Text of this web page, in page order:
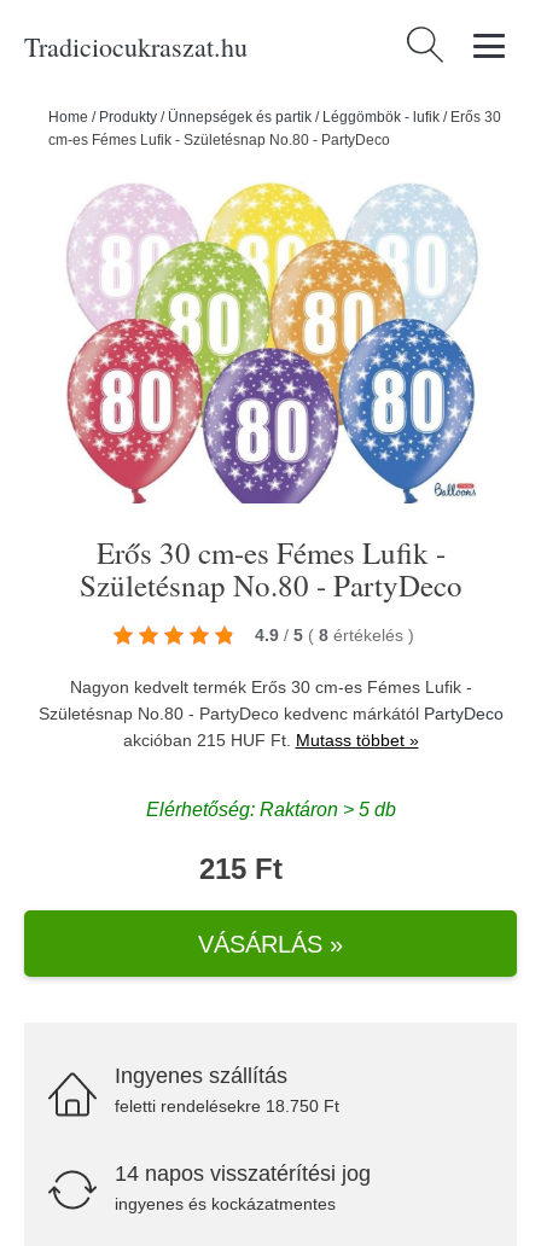
Tradiciocukraszat.hu Keresés:
Home / Produkty / Ünnepségek és partik / Léggömbök - lufik / Erős 30
cm-es Fémes Lufik - Születésnap No.80 - PartyDeco
Erős 30 cm-es Fémes Lufik -
Születésnap No.80 - PartyDeco
4.9 / 5 ( 8 értékelés )
Nagyon kedvelt termék Erős 30 cm-es Fémes Lufik -
Születésnap No.80 - PartyDeco kedvenc márkától PartyDeco
akcióban 215 HUF Ft. Mutass többet »
Elérhetőség: Raktáron > 5 db
215 Ft
VÁSÁRLÁS »
Ingyenes szállítás
feletti rendelésekre 18.750 Ft
14 napos visszatérítési jog
ingyenes és kockázatmentes